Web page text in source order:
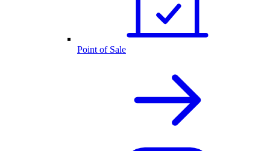
Point of Sale